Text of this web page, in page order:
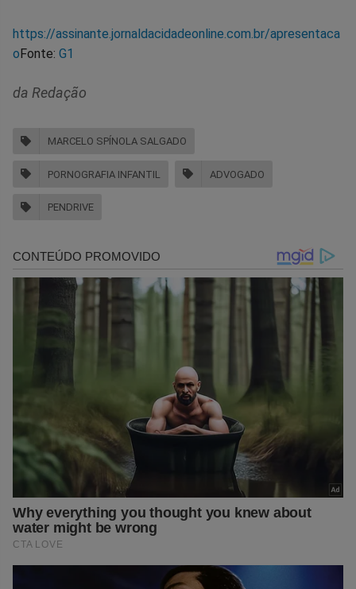
https://assinante.jornaldacidadeonline.com.br/apresentaca
oFonte: G1
da Redação
MARCELO SPÍNOLA SALGADO
PORNOGRAFIA INFANTIL ADVOGADO
PENDRIVE